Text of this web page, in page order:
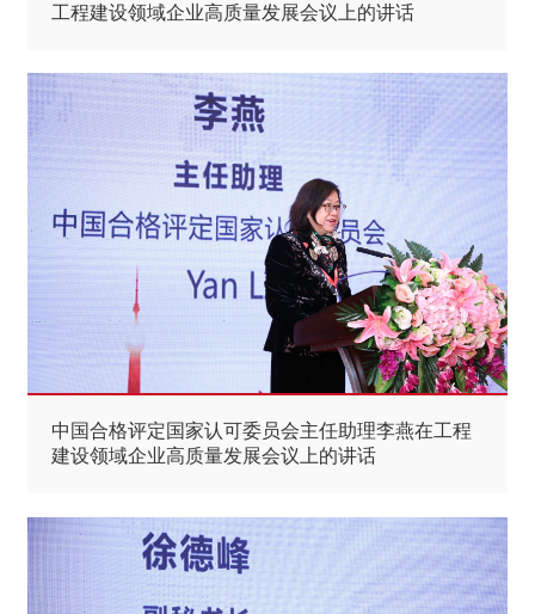
工程建设领域企业高质量发展会议上的讲话
中国合格评定国家认可委员会主任助理李燕在工程
建设领域企业高质量发展会议上的讲话